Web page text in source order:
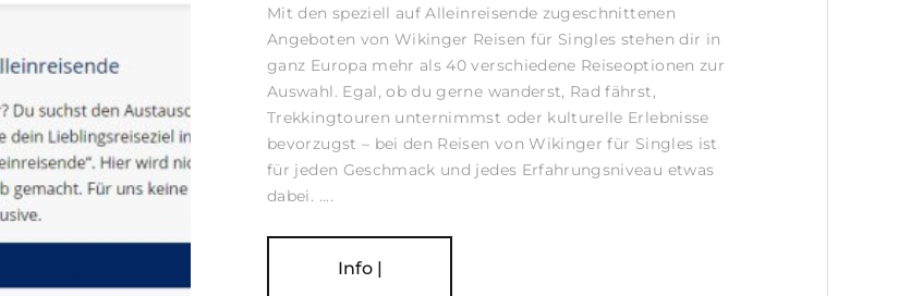
Mit den speziell auf Alleinreisende zugeschnittenen
Angeboten von Wikinger Reisen für Singles stehen dir in
ganz Europa mehr als 40 verschiedene Reiseoptionen zur
Auswahl. Egal, ob du gerne wanderst, Rad fährst,
Trekkingtouren unternimmst oder kulturelle Erlebnisse
bevorzugst – bei den Reisen von Wikinger für Singles ist
für jeden Geschmack und jedes Erfahrungsniveau etwas
dabei. ....
Info |